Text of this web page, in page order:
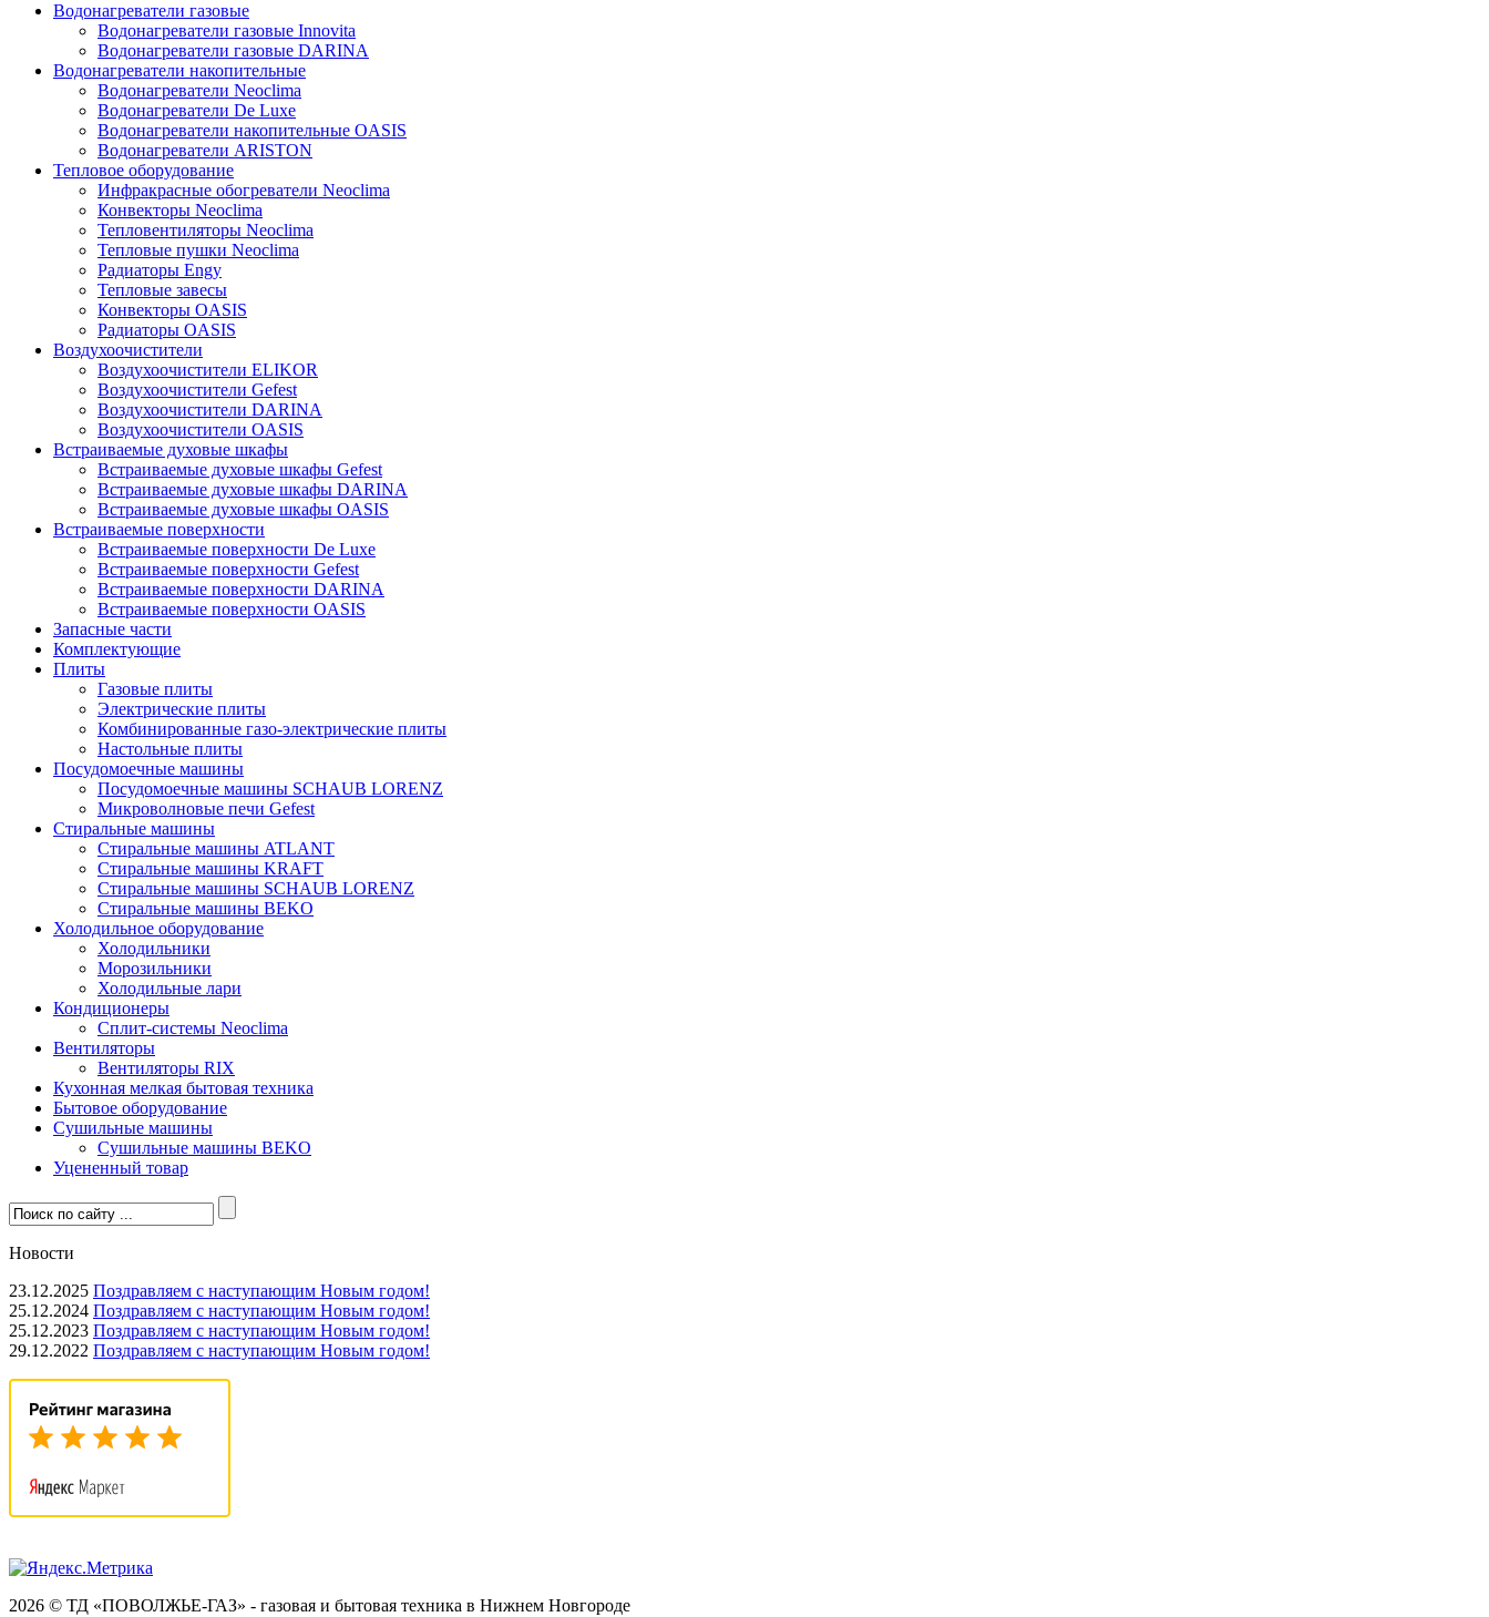
Водонагреватели газовые
Водонагреватели газовые Innovita
Водонагреватели газовые DARINA
Водонагреватели накопительные
Водонагреватели Neoclima
Водонагреватели De Luxe
Водонагреватели накопительные OASIS
Водонагреватели ARISTON
Тепловое оборудование
Инфракрасные обогреватели Neoclima
Конвекторы Neoclima
Тепловентиляторы Neoclima
Тепловые пушки Neoclima
Радиаторы Engy
Тепловые завесы
Конвекторы OASIS
Радиаторы OASIS
Воздухоочистители
Воздухоочистители ELIKOR
Воздухоочистители Gefest
Воздухоочистители DARINA
Воздухоочистители OASIS
Встраиваемые духовые шкафы
Встраиваемые духовые шкафы Gefest
Встраиваемые духовые шкафы DARINA
Встраиваемые духовые шкафы OASIS
Встраиваемые поверхности
Встраиваемые поверхности De Luxe
Встраиваемые поверхности Gefest
Встраиваемые поверхности DARINA
Встраиваемые поверхности OASIS
Запасные части
Комплектующие
Плиты
Газовые плиты
Электрические плиты
Комбинированные газо-электрические плиты
Настольные плиты
Посудомоечные машины
Посудомоечные машины SCHAUB LORENZ
Микроволновые печи Gefest
Стиральные машины
Стиральные машины ATLANT
Стиральные машины KRAFT
Стиральные машины SCHAUB LORENZ
Стиральные машины BEKO
Холодильное оборудование
Холодильники
Морозильники
Холодильные лари
Кондиционеры
Сплит-системы Neoclima
Вентиляторы
Вентиляторы RIX
Кухонная мелкая бытовая техника
Бытовое оборудование
Сушильные машины
Сушильные машины BEKO
Уцененный товар
Новости
23.12.2025 Поздравляем с наступающим Новым годом!
25.12.2024 Поздравляем с наступающим Новым годом!
25.12.2023 Поздравляем с наступающим Новым годом!
29.12.2022 Поздравляем с наступающим Новым годом!
2026 © ТД «ПОВОЛЖЬЕ-ГАЗ» - газовая и бытовая техника в Нижнем Новгороде